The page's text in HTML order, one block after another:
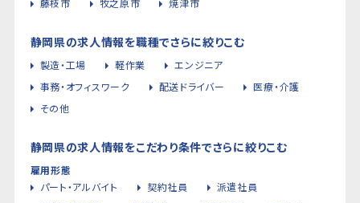
静岡県の求人情報を職種でさらに絞りこむ
製造・工場 軽作業
エンジニア
事務・オフィスワーク
配送ドライバー
医療・介護
その他
静岡県の求人情報をこだわり条件でさらに絞りこむ
雇用形態
パート・アルバイト
契約社員
派遣社員